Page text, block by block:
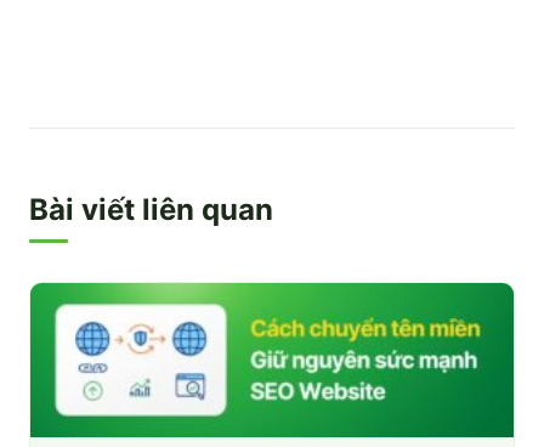
Bài viết liên quan